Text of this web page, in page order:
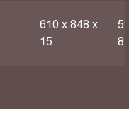
610 х 848 х
15